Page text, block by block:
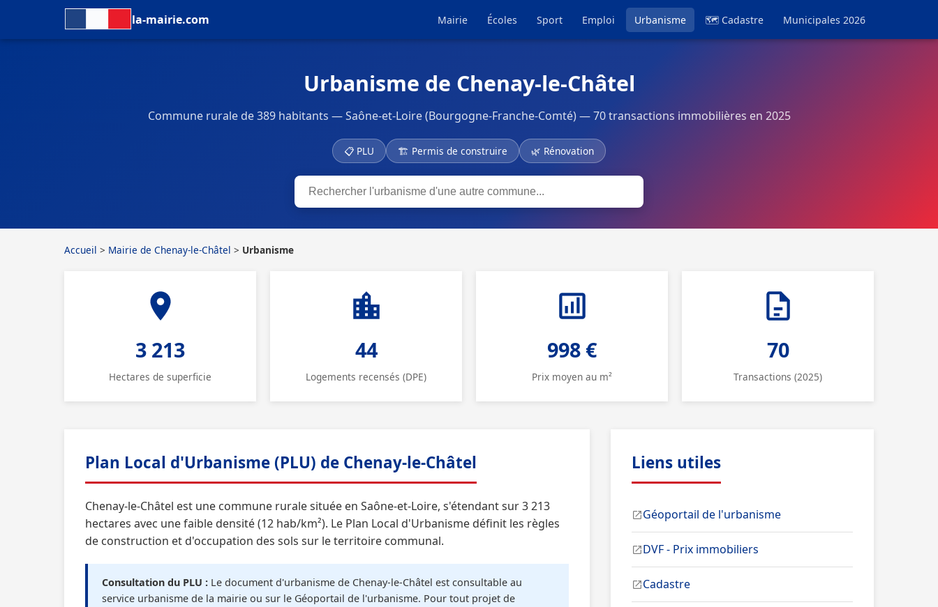
la-mairie.com Mairie Écoles Sport Emploi Urbanisme 🗺 Cadastre Municipales 2026
Urbanisme de Chenay-le-Châtel
Commune rurale de 389 habitants — Saône-et-Loire (Bourgogne-Franche-Comté) — 70 transactions immobilières en 2025
📋 PLU 🏗 Permis de construire 🌿 Rénovation
Accueil > Mairie de Chenay-le-Châtel > Urbanisme
3 213
Hectares de superficie
44
Logements recensés (DPE)
998 €
Prix moyen au m²
70
Transactions (2025)
Plan Local d'Urbanisme (PLU) de Chenay-le-Châtel
Chenay-le-Châtel est une commune rurale située en Saône-et-Loire, s'étendant sur 3 213
hectares avec une faible densité (12 hab/km²). Le Plan Local d'Urbanisme définit les règles
de construction et d'occupation des sols sur le territoire communal.
Consultation du PLU : Le document d'urbanisme de Chenay-le-Châtel est consultable au
service urbanisme de la mairie ou sur le Géoportail de l'urbanisme. Pour tout projet de
Liens utiles
Géoportail de l'urbanisme
DVF - Prix immobiliers
Cadastre